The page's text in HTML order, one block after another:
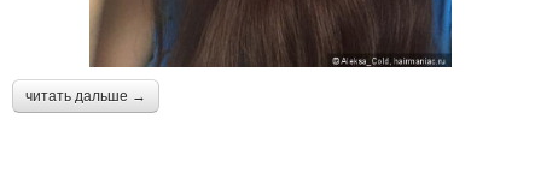
читать дальше →